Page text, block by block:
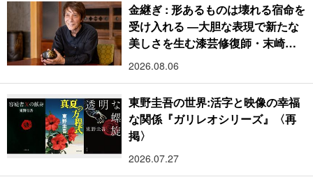
金継ぎ : 形あるものは壊れる宿命を
受け入れる ―大胆な表現で新たな
美しさを生む漆芸修復師・末崎広
樹
2026.08.06
東野圭吾の世界:活字と映像の幸福
な関係『ガリレオシリーズ』〈再
掲〉
2026.07.27